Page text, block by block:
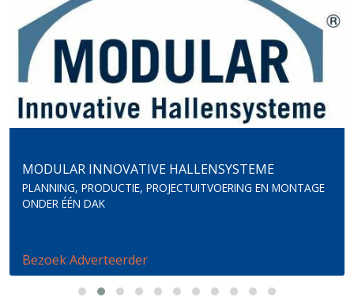
MODULAR INNOVATIVE HALLENSYSTEME
PLANNING, PRODUCTIE, PROJECTUITVOERING EN MONTAGE
ONDER ÉÉN DAK
Bezoek Adverteerder